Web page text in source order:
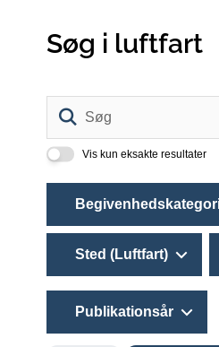
Søg i luftfart
Vis kun eksakte resultater
Sted (Luftfart)
Publikationsår